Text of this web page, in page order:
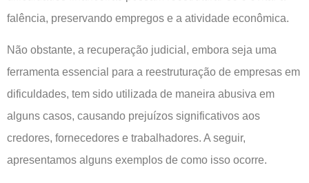
falência, preservando empregos e a atividade econômica.
Não obstante, a recuperação judicial, embora seja uma
ferramenta essencial para a reestruturação de empresas em
dificuldades, tem sido utilizada de maneira abusiva em
alguns casos, causando prejuízos significativos aos
credores, fornecedores e trabalhadores. A seguir,
apresentamos alguns exemplos de como isso ocorre.